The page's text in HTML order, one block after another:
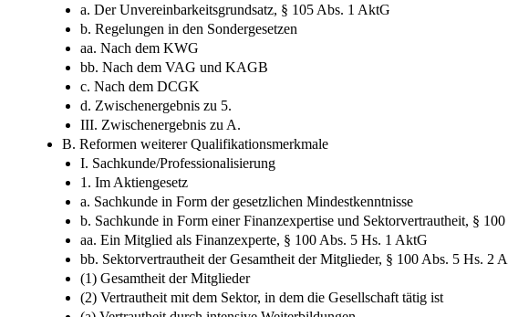
a. Der Unvereinbarkeitsgrundsatz, § 105 Abs. 1 AktG
b. Regelungen in den Sondergesetzen
aa. Nach dem KWG
bb. Nach dem VAG und KAGB
c. Nach dem DCGK
d. Zwischenergebnis zu 5.
III. Zwischenergebnis zu A.
B. Reformen weiterer Qualifikationsmerkmale
I. Sachkunde/​Professionalisierung
1. Im Aktiengesetz
a. Sachkunde in Form der gesetzlichen Mindestkenntnisse
b. Sachkunde in Form einer Finanzexpertise und Sektorvertrautheit, §
aa. Ein Mitglied als Finanzexperte, § 100 Abs. 5 Hs. 1 AktG
bb. Sektorvertrautheit der Gesamtheit der Mitglieder, § 100 Abs. 5 Hs. 2
(1) Gesamtheit der Mitglieder
(2) Vertrautheit mit dem Sektor, in dem die Gesellschaft tätig ist